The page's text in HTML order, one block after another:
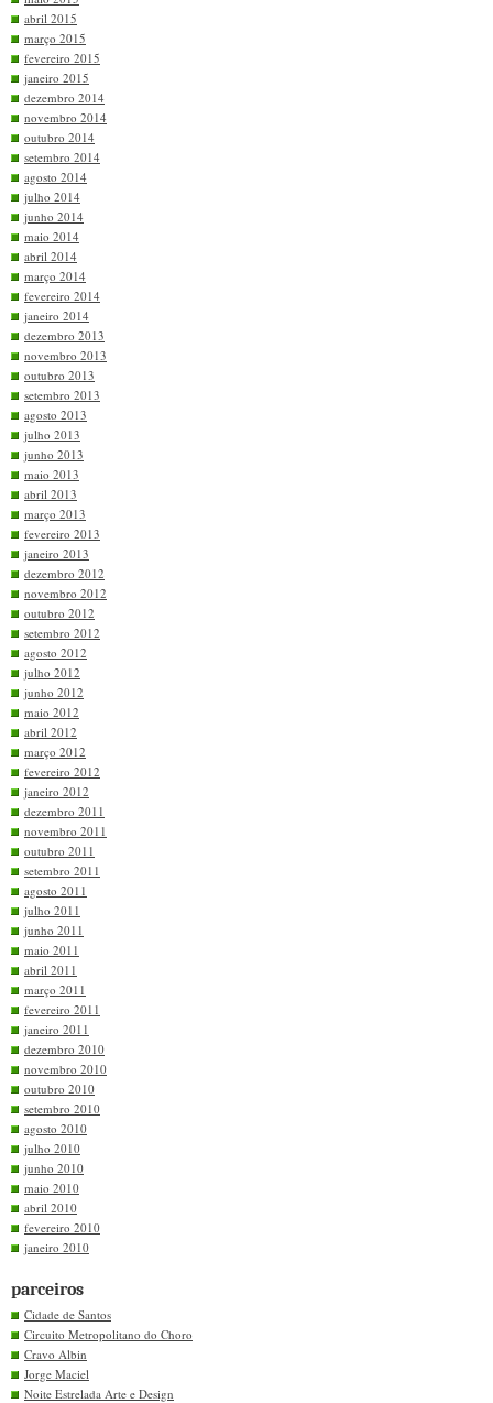
abril 2015
março 2015
fevereiro 2015
janeiro 2015
dezembro 2014
novembro 2014
outubro 2014
setembro 2014
agosto 2014
julho 2014
junho 2014
maio 2014
abril 2014
março 2014
fevereiro 2014
janeiro 2014
dezembro 2013
novembro 2013
outubro 2013
setembro 2013
agosto 2013
julho 2013
junho 2013
maio 2013
abril 2013
março 2013
fevereiro 2013
janeiro 2013
dezembro 2012
novembro 2012
outubro 2012
setembro 2012
agosto 2012
julho 2012
junho 2012
maio 2012
abril 2012
março 2012
fevereiro 2012
janeiro 2012
dezembro 2011
novembro 2011
outubro 2011
setembro 2011
agosto 2011
julho 2011
junho 2011
maio 2011
abril 2011
março 2011
fevereiro 2011
janeiro 2011
dezembro 2010
novembro 2010
outubro 2010
setembro 2010
agosto 2010
julho 2010
junho 2010
maio 2010
abril 2010
fevereiro 2010
janeiro 2010
parceiros
Cidade de Santos
Circuito Metropolitano do Choro
Cravo Albin
Jorge Maciel
Noite Estrelada Arte e Design